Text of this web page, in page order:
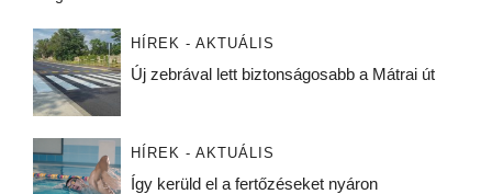
HÍREK - AKTUÁLIS
Új zebrával lett biztonságosabb a Mátrai út
HÍREK - AKTUÁLIS
Így kerüld el a fertőzéseket nyáron